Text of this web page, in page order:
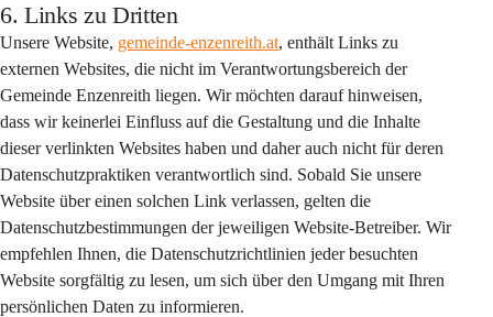
6. Links zu Dritten
Unsere Website, gemeinde-enzenreith.at, enthält Links zu
externen Websites, die nicht im Verantwortungsbereich der
Gemeinde Enzenreith liegen. Wir möchten darauf hinweisen,
dass wir keinerlei Einfluss auf die Gestaltung und die Inhalte
dieser verlinkten Websites haben und daher auch nicht für deren
Datenschutzpraktiken verantwortlich sind. Sobald Sie unsere
Website über einen solchen Link verlassen, gelten die
Datenschutzbestimmungen der jeweiligen Website-Betreiber. Wir
empfehlen Ihnen, die Datenschutzrichtlinien jeder besuchten
Website sorgfältig zu lesen, um sich über den Umgang mit Ihren
persönlichen Daten zu informieren.